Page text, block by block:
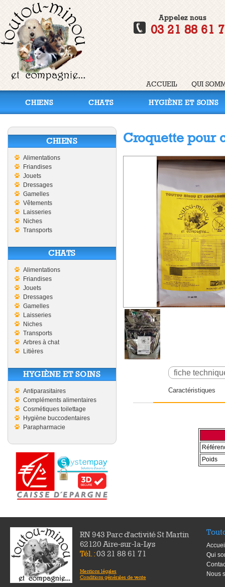
Appelez nous
03 21 88 61
ACCUEIL QUI
CHIENS CHATS HYGIÈNE ET SOINS
CHIENS
Alimentations
Friandises
Jouets
Dressages
Gamelles
Vêtements
Laisseries
Niches
Transports
CHATS
Alimentations
Friandises
Jouets
Dressages
Gamelles
Laisseries
Niches
Transports
Arbres à chat
Litières
HYGIÈNE ET SOINS
Antiparasitaires
Compléments alimentaires
Cosmétiques toilettage
Hygiène buccodentaires
Parapharmacie
Croquette pour
fiche
Caractéristiques
Poids
RN 943 Parc d'activité St Martin
62120 Aire-sur-la-Lys
Tél. :03 21 88 61 71
Mentions légales
Conditions générales de vente
Qui
Nous